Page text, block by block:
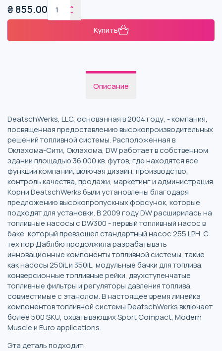
₴ 855.00
Купить
Описание
DeatschWerks, LLC, основанная в 2004 году, - компания,
посвященная предоставлению высокопроизводительных
решений топливной системы. Расположенная в
Оклахома-Сити, Оклахома, DW работает в собственном
здании площадью 36 000 кв. футов, где находятся все
функции компании, включая дизайн, производство,
контроль качества, продажи, маркетинг и администрация.
Корни DeatschWerks были установлены благодаря
предложению высокопропускных форсунок, которые
подходят для установки. В 2009 году DW расширилась на
топливные насосы с DW300 - первый топливный насос в
баке, который превзошел стандартный насос 255 LPH. С
тех пор Даблбю продолжила разрабатывать
инновационные компоненты топливной системы, такие
как насосы 250iL и 350iL, модульные бачки для топлива,
конверсионные топливные рейки, двухступенчатые
топливные фильтры и регуляторы давления топлива,
совместимые с этанолом. В настоящее время линейка
компонентов топливной системы DeatschWerks включает
более 500 SKU, охватывающих Sport Compact, Modern
Muscle и Euro applications.
Эта деталь подходит: